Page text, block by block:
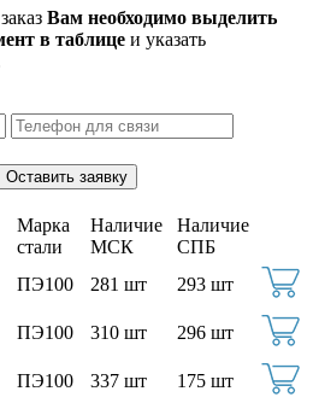
Вам необходимо выделить
в таблице и указать
Марка
стали
Наличие
МСК
Наличие
СПБ
ПЭ100 281 шт
293 шт
ПЭ100 310 шт
296 шт
ПЭ100 337 шт
175 шт